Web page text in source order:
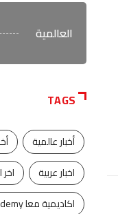
العالمية
TAGS
أخبار عالمية
اخبار عربية
اخر
اكاديمية معا Together Academy